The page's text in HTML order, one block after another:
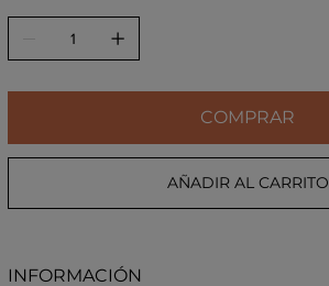
COMPRAR
AÑADIR AL CARRITO
INFORMACIÓN